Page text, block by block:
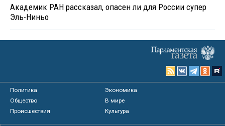
Академик РАН рассказал, опасен ли для России супер
Эль-Ниньо
Политика
Экономика
Общество
В мире
Происшествия
Культура